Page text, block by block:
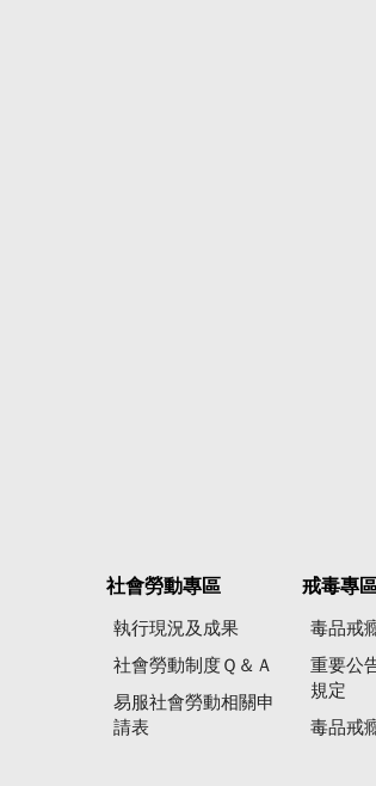
社會勞動專區
執行現況及成果
社會勞動制度Ｑ＆Ａ
易服社會勞動相關申
請表
戒毒專區
毒品戒
重要公
規定
毒品戒